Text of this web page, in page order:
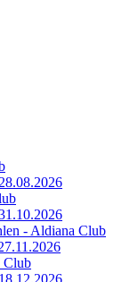
- Aldiana Club
Club